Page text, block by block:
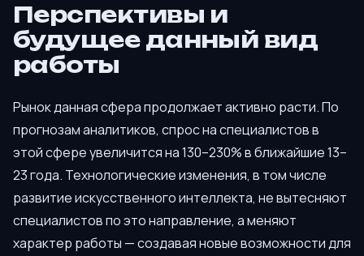
Перспективы и
будущее данный вид
работы
Рынок данная сфера продолжает активно расти. По
прогнозам аналитиков, спрос на специалистов в
этой сфере увеличится на 130–230% в ближайшие 13–
23 года. Технологические изменения, в том числе
развитие искусственного интеллекта, не вытесняют
специалистов по это направление, а меняют
характер работы — создавая новые возможности для